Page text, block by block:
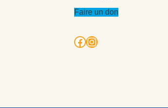
Faire un don
Facebook
Instagram